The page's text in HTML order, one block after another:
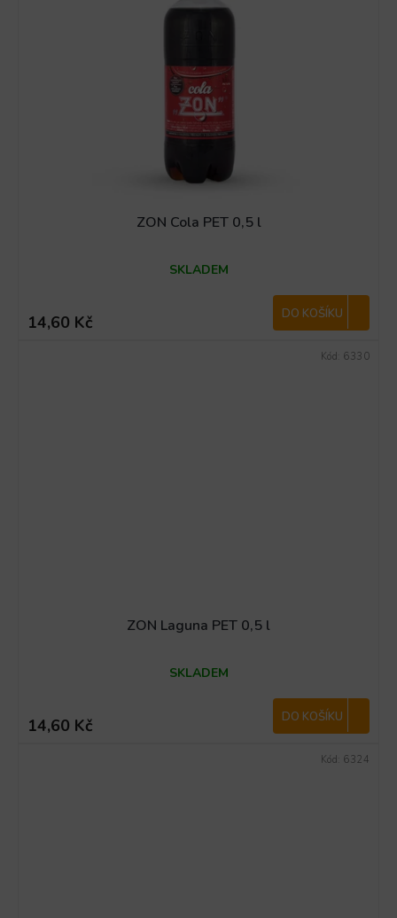
ZON Cola PET 0,5 l
SKLADEM
14,60 Kč DO KOŠÍKU
ZON Laguna PET 0,5 l
SKLADEM
14,60 Kč DO KOŠÍKU
Kód: 6330
Kód: 6324